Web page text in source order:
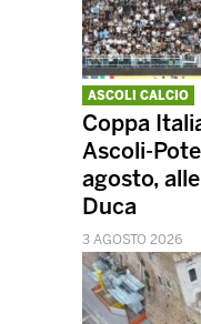
ASCOLI CALCIO
Coppa
Ascoli-
agosto,
Duca
3 AGOSTO 2026